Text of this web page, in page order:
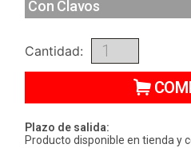
Cantidad:
Plazo de salida:
Producto disponible en tienda y